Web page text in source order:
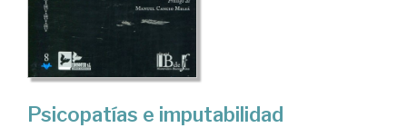
Psicopatías e imputabilidad